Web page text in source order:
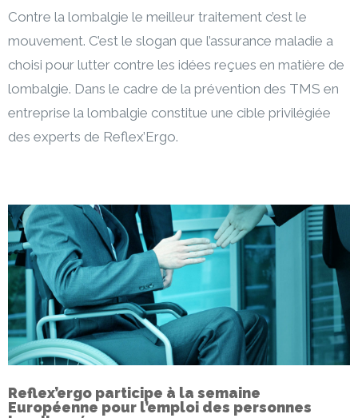
Contre la lombalgie le meilleur traitement c’est le
mouvement. C’est le slogan que l’assurance maladie a
choisi pour lutter contre les idées reçues en matière de
lombalgie. Dans le cadre de la prévention des TMS en
entreprise la lombalgie constitue une cible privilégiée
des experts de Reflex’Ergo.
Reflex’ergo participe à la semaine
Européenne pour l’emploi des personnes